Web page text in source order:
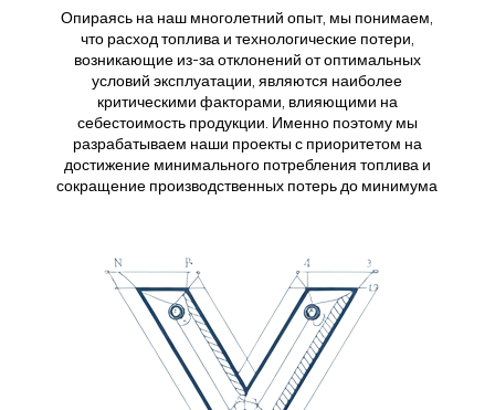
Опираясь на наш многолетний опыт, мы понимаем,
что расход топлива и технологические потери,
возникающие из-за отклонений от оптимальных
условий эксплуатации, являются наиболее
критическими факторами, влияющими на
себестоимость продукции. Именно поэтому мы
разрабатываем наши проекты с приоритетом на
достижение минимального потребления топлива и
сокращение производственных потерь до минимума